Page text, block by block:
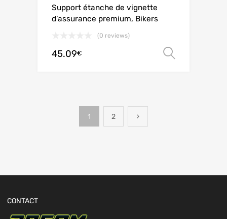
Support étanche de vignette
d’assurance premium, Bikers
(0 reviews)
45.09€
1 2
CONTACT